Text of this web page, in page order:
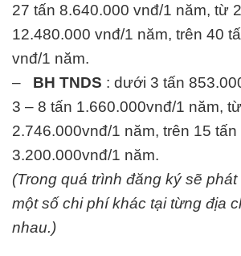
27 tấn 8.640.000 vnđ/1 năm, từ
12.480.000 vnđ/1 năm, trên 40
vnđ/1 năm.
– BH TNDS : dưới 3 tấn
3 – 8 tấn 1.660.000vnđ/1 năm,
2.746.000vnđ/1 năm, trên 15 tấn
3.200.000vnđ/1 năm.
(Trong quá trình đăng ký sẽ phát
một số chi phí khác tại từng địa
nhau.)